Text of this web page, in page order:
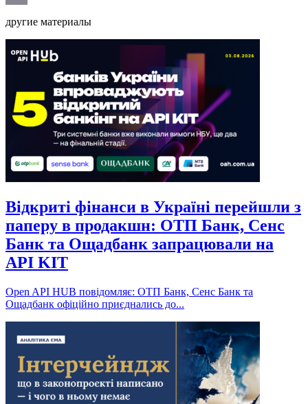
другие материалы
Відкриті фінанси в Україні перейшли з
паперу в продакшн: ОТП Банк, Сенс
Банк та Ощадбанк запрацювали на
API KIT
Open API HUB повідомляє: ОТП Банк, Сенс Банк та
Ощадбанк офіційно приєднались до...